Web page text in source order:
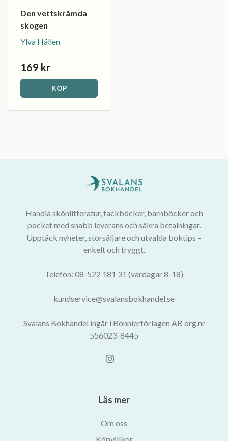
Den vettskrämda
skogen
Ylva Hällen
169 kr
KÖP
Handla skönlitteratur, fackböcker, barnböcker och
pocket med snabb leverans och säkra betalningar.
Upptäck nyheter, storsäljare och utvalda boktips –
enkelt och tryggt.
Telefon: 08-522 181 31 (vardagar 8-18)
kundservice@svalansbokhandel.se
Svalans Bokhandel ingår i Bonnierförlagen AB org.nr
556023-8445
Läs mer
Om oss
Köpvillkor